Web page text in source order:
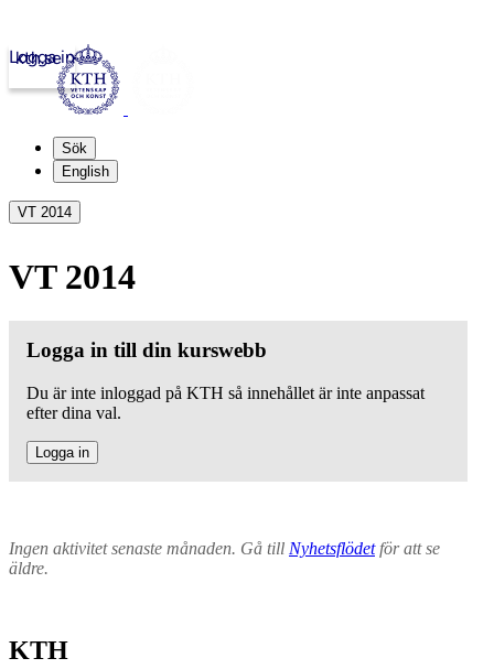
kth.se
Logga in
Sök
English
VT 2014
VT 2014
Logga in till din kurswebb
Du är inte inloggad på KTH så innehållet är inte anpassat
efter dina val.
Logga in
Ingen aktivitet senaste månaden. Gå till Nyhetsflödetför att se
äldre.
KTH